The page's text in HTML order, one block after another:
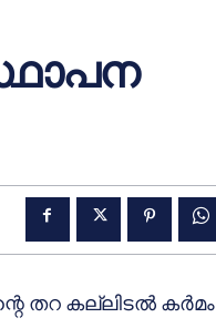
തറ കല്ലിടൽ കർമം